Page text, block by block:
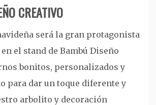
CREATIVO
será la gran protagonista
el stand de Bambú Diseño
bonitos, personalizados y
para dar un toque diferente y
arbolito y decoración